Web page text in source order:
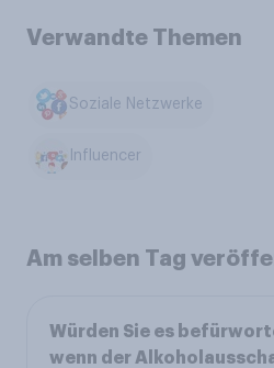
Verwandte Themen
Soziale Netzwerke
Influencer
Am selben Tag
Würden Sie es
wenn der